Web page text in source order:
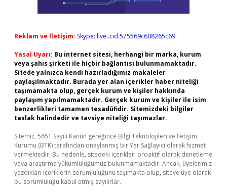
Reklam ve İletişim: Skype: live:.cid.575569c608265c69
Yasal Uyarı: Bu internet sitesi, herhangi bir marka, kurum
veya şahıs şirketi ile hiçbir bağlantısı bulunmamaktadır.
Sitede yalnızca kendi hazırladığımız makaleler
paylaşılmaktadır. Burada yer alan içerikler haber niteliği
taşımamakta olup, gerçek kurum ve kişiler hakkında
paylaşım yapılmamaktadır. Gerçek kurum ve kişiler ile isim
benzerlikleri tamamen tesadüfidir. Sitemizdeki bilgiler
taslak halindedir ve tavsiye niteliği taşımazlar.
Sitemiz, 5651 Sayılı Kanun gereğince Bilgi Teknolojileri ve İletişim
Kurumu (BTK) tarafından onaylanmış bir Yer Sağlayıcı olarak hizmet
vermektedir. Bu nedenle, sitedeki içerikleri proaktif olarak denetleme
veya araştırma yükümlülüğümüz bulunmamaktadır. Ancak, üyelerimiz
yazdıkları içeriklerin sorumluluğunu taşımakta olup, siteye üye olarak
bu sorumluluğu kabul etmiş sayılırlar.